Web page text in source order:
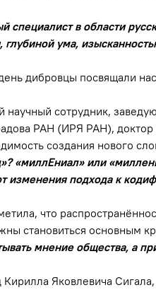
специалист в области
глубиной ума,
дибровцы посвящали
научный сотрудник,
РАН (ИРЯ РАН), доктор
создания нового
«миллЕниал» или
изменения подхода к
что
становиться основным
мнение общества, а
Яковлевича